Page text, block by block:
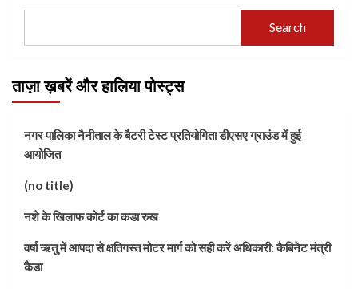
Search
ताज़ा ख़बरें और हालिया पोस्ट्स
नगर पालिका नैनीताल के बैटरी टेस्ट प्रतियोगिता डीएसए ग्राउंड में हुई
आयोजित
(no title)
नशे के खिलाफ कोर्ट का कडा रुख
वर्षा ऋतु में आपदा से क्षतिगस्त मोटर मार्ग को सही करें अधिकारी: कैबिनेट मंत्री
कैडा